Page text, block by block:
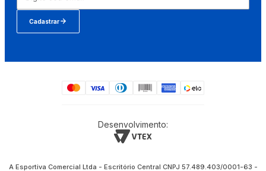
Cadastrar
Desenvolvimento:
A Esportiva Comercial Ltda - Escritório Central CNPJ 57.489.403/0001-63 -